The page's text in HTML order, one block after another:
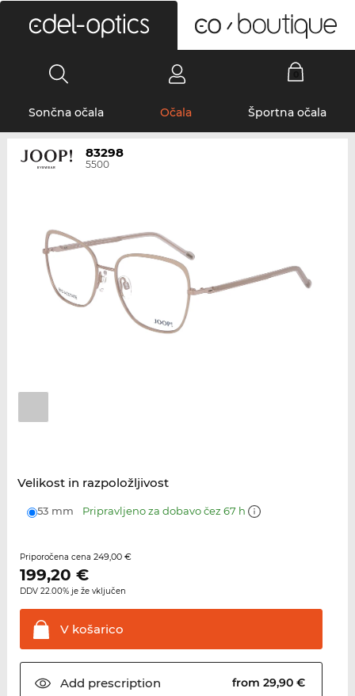
Sončna očala Očala Športna očala
83298
5500
Velikost in razpoložljivost
53 mm Pripravljeno za dobavo čez 67 h
Priporočena cena 249,00 €
199,20 €
DDV 22.00% je že vključen
Vkošarico
Add prescription from 29,90 €